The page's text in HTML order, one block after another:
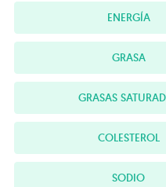
ENERGÍA
GRASA
GRASAS
COLESTEROL
SODIO